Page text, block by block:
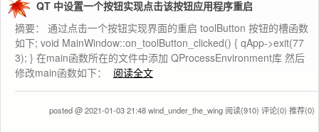
QT 中设置一个按钮实现点击该按钮应用程序重启
摘要： 通过点击一个按钮实现界面的重启 toolButton 按钮的槽函数
如下; void MainWindow::on_toolButton_clicked() { qApp->exit(77
3); } 在main函数所在的文件中添加 QProcessEnvironment库 然后
修改main函数如下：
阅读全文
posted @ 2021-01-03 21:48 wind_under_the_wing 阅读(910) 评论(0) 推荐(0)